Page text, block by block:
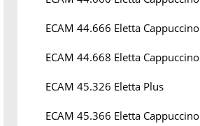
ECAM 44.666 Eletta Cappuccino
ECAM 44.668 Eletta Cappuccino
ECAM 45.326 Eletta Plus
ECAM 45.366 Eletta Cappuccino